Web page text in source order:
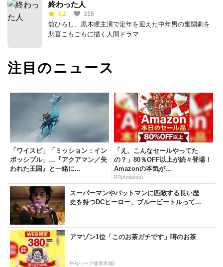
終わった人
3.2 315
舘ひろし、黒木瞳主演で定年を迎えた中年男の奮闘劇を
悲喜こもごもに描く人間ドラマ
注目のニュース
「ワイスピ」「ミッション：イン
ポッシブル」…『アクアマン／失
われた王国』と一緒に...
「え、こんなセールやってた
の？」80％OFF以上が続々登場！
Amazonの本気が...
PR(Amazon)
スーパーマンやバットマンに匹敵する長い歴
史を持つDCヒーロー、ブルービートルって...
アマゾン1位「このお茶ガチです」噂のお茶
PR(ハーブ健康本舗)